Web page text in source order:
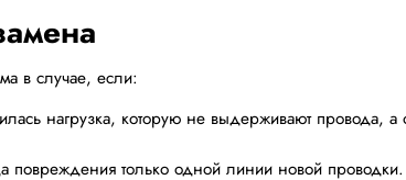
в случае, если:
нагрузка, которую не выдерживают провода,
повреждения только одной линии новой проводки.